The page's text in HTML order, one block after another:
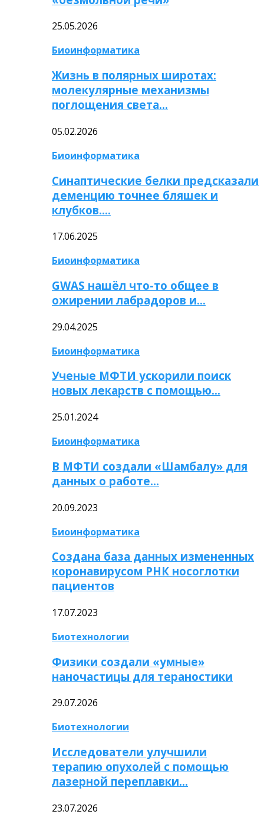
25.05.2026
Биоинформатика
Жизнь в полярных широтах:
молекулярные механизмы
поглощения света…
05.02.2026
Биоинформатика
Синаптические белки предсказали
деменцию точнее бляшек и
клубков….
17.06.2025
Биоинформатика
GWAS нашёл что-то общее в
ожирении лабрадоров и…
29.04.2025
Биоинформатика
Ученые МФТИ ускорили поиск
новых лекарств с помощью…
25.01.2024
Биоинформатика
В МФТИ создали «Шамбалу» для
данных о работе…
20.09.2023
Биоинформатика
Создана база данных измененных
коронавирусом РНК носоглотки
пациентов
17.07.2023
Биотехнологии
Физики создали «умные»
наночастицы для тераностики
29.07.2026
Биотехнологии
Исследователи улучшили
терапию опухолей с помощью
лазерной переплавки…
23.07.2026